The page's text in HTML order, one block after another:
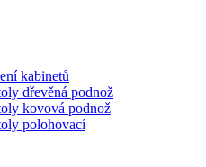
kabinetů
dřevěná podnož
kovová podnož
polohovací